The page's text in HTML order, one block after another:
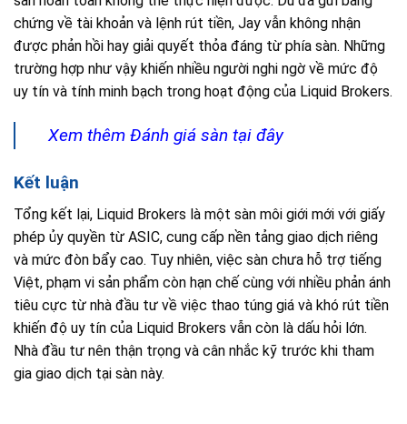
chứng về tài khoản và lệnh rút tiền, Jay vẫn không nhận
được phản hồi hay giải quyết thỏa đáng từ phía sàn. Những
trường hợp như vậy khiến nhiều người nghi ngờ về mức độ
uy tín và tính minh bạch trong hoạt động của Liquid Brokers.
Xem thêm Đánh giá sàn tại đây
Kết luận
Tổng kết lại, Liquid Brokers là một sàn môi giới mới với giấy
phép ủy quyền từ ASIC, cung cấp nền tảng giao dịch riêng
và mức đòn bẩy cao. Tuy nhiên, việc sàn chưa hỗ trợ tiếng
Việt, phạm vi sản phẩm còn hạn chế cùng với nhiều phản ánh
tiêu cực từ nhà đầu tư về việc thao túng giá và khó rút tiền
khiến độ uy tín của Liquid Brokers vẫn còn là dấu hỏi lớn.
Nhà đầu tư nên thận trọng và cân nhắc kỹ trước khi tham
gia giao dịch tại sàn này.